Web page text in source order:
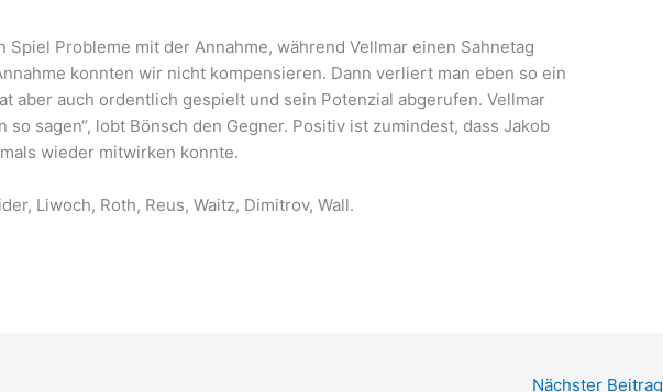
Spiel Probleme mit der Annahme, während Vellmar einen Sahnetag
konnten wir nicht kompensieren. Dann verliert man eben so ein
aber auch ordentlich gespielt und sein Potenzial abgerufen. Vellmar
so sagen“, lobt Bönsch den Gegner. Positiv ist zumindest, dass Jakob
wieder mitwirken konnte.
Liwoch, Roth, Reus, Waitz, Dimitrov, Wall.
Nächster Beitrag